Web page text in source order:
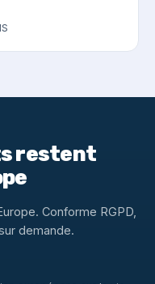
restent
Conforme RGPD,
demande.